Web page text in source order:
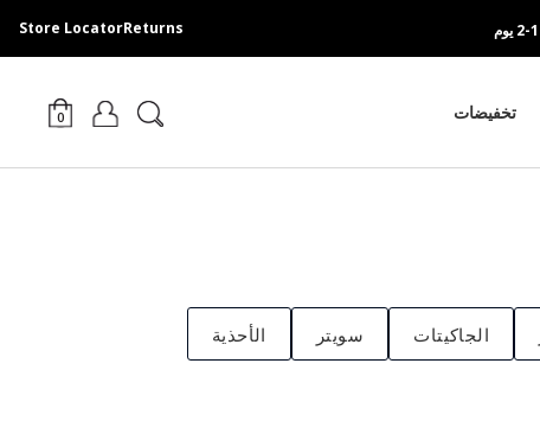
Returns
Store Locator
تخفيضات 0
الجاكيتات سويتر الأحذية